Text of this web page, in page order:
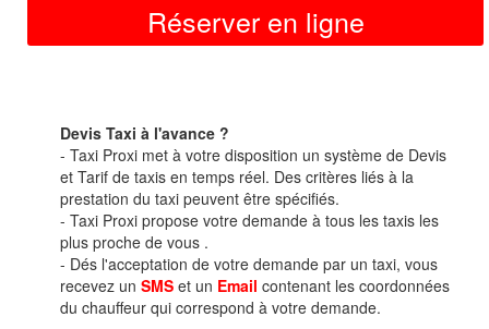
Réserver en ligne
Devis Taxi à l'avance ?
- Taxi Proxi met à votre disposition un système de Devis
et Tarif de taxis en temps réel. Des critères liés à la
prestation du taxi peuvent être spécifiés.
- Taxi Proxi propose votre demande à tous les taxis les
plus proche de vous .
- Dés l'acceptation de votre demande par un taxi, vous
recevez un SMS et un Email contenant les coordonnées
du chauffeur qui correspond à votre demande.